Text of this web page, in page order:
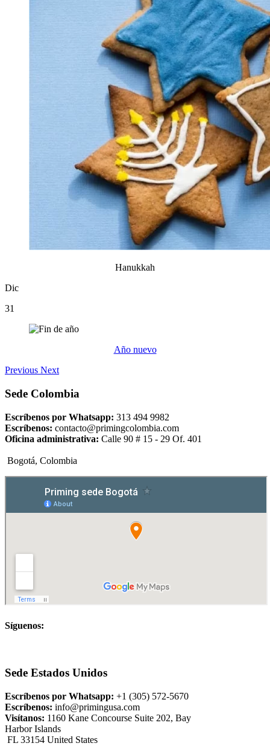
Hanukkah
Dic
31
Año nuevo
Previous Next
Sede Colombia
Escríbenos por Whatsapp: 313 494 9982
Escríbenos: contacto@primingcolombia.com
Oficina administrativa: Calle 90 # 15 - 29 Of. 401
Bogotá, Colombia
Síguenos:
Sede Estados Unidos
Escríbenos por Whatsapp: +1 (305) 572-5670
Escríbenos: info@primingusa.com
Visítanos: 1160 Kane Concourse Suite 202, Bay
Harbor Islands
FL 33154 United States